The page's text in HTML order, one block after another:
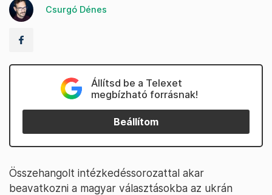
Csurgó Dénes
Állítsd be a Telexet
megbízható forrásnak!
Beállítom
Összehangolt intézkedéssorozattal akar
beavatkozni a magyar választásokba az ukrán